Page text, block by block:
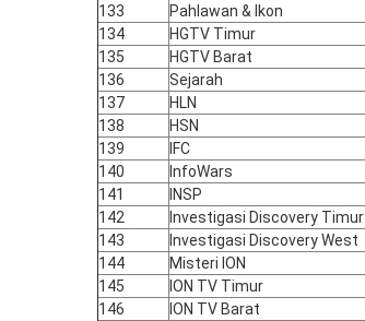
133
Pahlawan & Ikon
134
HGTV Timur
135
HGTV Barat
136
Sejarah
137
HLN
138
HSN
139
IFC
140
InfoWars
141
INSP
142
Investigasi Discovery Timur
143
Investigasi Discovery West
144
Misteri ION
145
ION TV Timur
146
ION TV Barat